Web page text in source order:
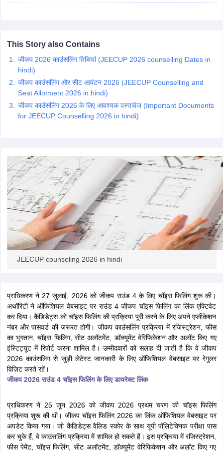
April 11 Memory Based Questions PDF
and AutomationHow to Crack GATE?Best Books for GATE How
EngineeringElectronics Engineering
Nuclear Engineer
This Story also Contains
जीकप 2026 काउंसलिंग तिथियां (JEECUP 2026 counselling Dates in
hindi)
जीकप काउंसलिंग और सीट आवंटन 2026 (JEECUP Counselling and
Seat Allotment 2026 in hindi)
जीकप काउंसलिंग 2026 के लिए आवश्यक दस्तावेज (Important Documents
for JEECUP Counselling 2026 in hindi)
JEECUP counseling 2026 in hindi
प्राधिकरण ने 27 जुलाई, 2026 को जीकप राउंड 4 के लिए चॉइस फिलिंग शुरू की।
अथॉरिटी ने ऑफिशियल वेबसाइट पर राउंड 4 जीकप चॉइस फिलिंग का लिंक एक्टिवेट
कर दिया। कैंडिडेट्स को चॉइस फिलिंग की प्रक्रिया पूरी करने के लिए अपने एप्लीकेशन
नंबर और पासवर्ड की ज़रूरत होगी। जीकप काउंसलिंग प्रक्रिया में रजिस्ट्रेशन, फीस
का भुगतान, चॉइस फिलिंग, सीट अलॉटमेंट, डॉक्यूमेंट वेरिफिकेशन और अलॉट किए गए
इंस्टिट्यूट में रिपोर्ट करना शामिल है। उम्मीदवारों को सलाह दी जाती है कि वे जीकप
2026 काउंसलिंग से जुड़ी लेटेस्ट जानकारी के लिए ऑफिशियल वेबसाइट पर रेगुलर
विज़िट करते रहें।
जीकप 2026 राउंड 4 चॉइस फिलिंग के लिए डायरेक्ट लिंक
प्राधिकरण ने 25 जून 2026 को जीकप 2026 प्रथम चरण की चॉइस फिलिंग
प्रक्रिया शुरू की थी। जीकप चॉइस फिलिंग 2026 का लिंक ऑफिशियल वेबसाइट पर
अपडेट किया गया। जो कैंडिडेट्स वैलिड स्कोर के साथ यूपी पॉलिटेक्निक परीक्षा पास
कर चुके हैं, वे काउंसलिंग प्रक्रिया में शामिल हो सकते हैं। इस प्रक्रिया में रजिस्ट्रेशन,
फीस पेमेंट, चॉइस फिलिंग, सीट अलॉटमेंट, डॉक्यूमेंट वेरिफिकेशन और अलॉट किए गए